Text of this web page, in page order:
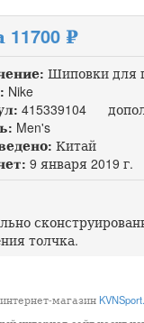
₽
Шиповки для
Nike
415339104
Men's
Китай
9 января 2019 г.
толчка.
магазин